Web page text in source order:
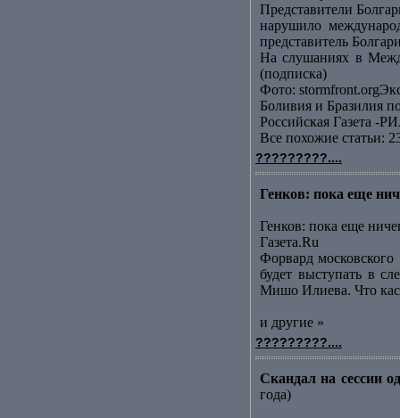
Представители
нарушило
представитель
На слушаниях в
(подписка)
Фото:
Боливия и Бразилия
Российская Газета -
Все похожие статьи:
?????????....
Генков: пока еще
Генков: пока еще
Газета.Ru
Форвард
будет выступать в
Мишо Илиева. Что
и другие »
?????????....
Скандал на сессии
года)